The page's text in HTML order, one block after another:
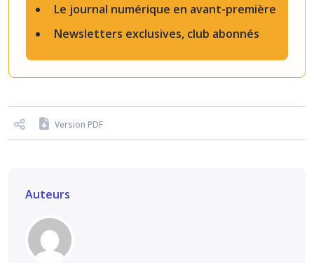
Le journal numérique en avant-première
Newsletters exclusives, club abonnés
Version PDF
Auteurs